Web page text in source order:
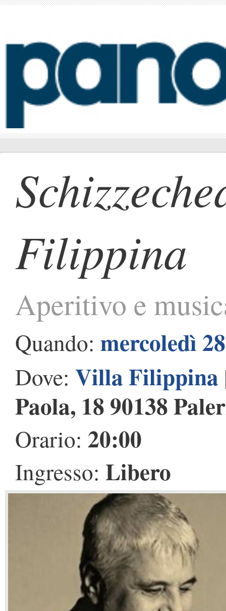
Filippina
Aperitivo e
Quando: mercoledì
Dove: Villa Filippina
Paola, 18 90138
Orario: 20:00
Ingresso: Libero